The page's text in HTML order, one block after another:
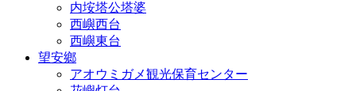
内垵塔公塔婆
西嶼西台
西嶼東台
望安鄉
アオウミガメ観光保育センター